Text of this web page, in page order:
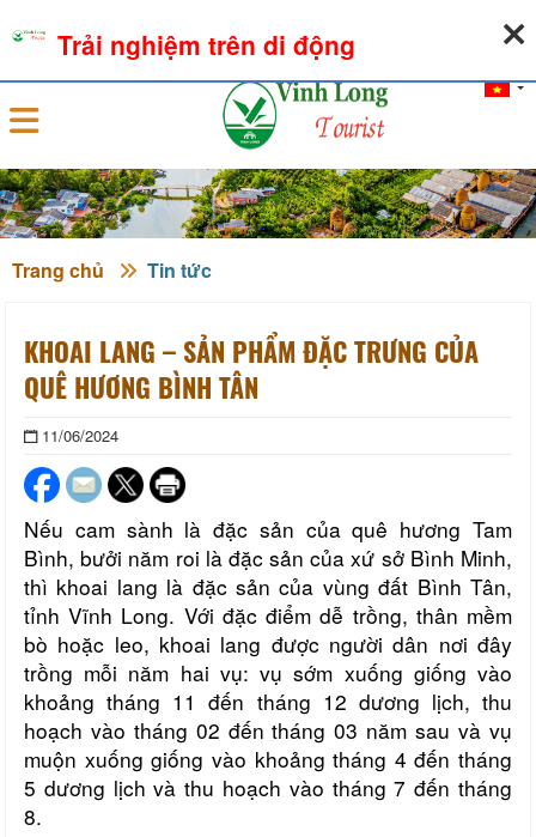
Đăng nhập
Trang chủ Tin tức
KHOAI LANG – SẢN PHẨM ĐẶC TRƯNG CỦA
QUÊ HƯƠNG BÌNH TÂN
11/06/2024
Nếu cam sành là đặc sản của quê hương Tam
Bình, bưởi năm roi là đặc sản của xứ sở Bình Minh,
thì khoai lang là đặc sản của vùng đất Bình Tân,
tỉnh Vĩnh Long. Với đặc điểm dễ trồng, thân mềm
bò hoặc leo, khoai lang được người dân nơi đây
trồng mỗi năm hai vụ: vụ sớm xuống giống vào
khoảng tháng 11 đến tháng 12 dương lịch, thu
hoạch vào tháng 02 đến tháng 03 năm sau và vụ
muộn xuống giống vào khoảng tháng 4 đến tháng
5 dương lịch và thu hoạch vào tháng 7 đến tháng
8.
Trải nghiệm trên di động